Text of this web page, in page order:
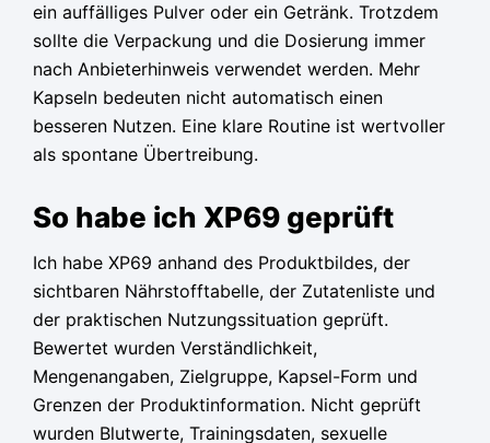
ein auffälliges Pulver oder ein Getränk. Trotzdem
sollte die Verpackung und die Dosierung immer
nach Anbieterhinweis verwendet werden. Mehr
Kapseln bedeuten nicht automatisch einen
besseren Nutzen. Eine klare Routine ist wertvoller
als spontane Übertreibung.
So habe ich XP69 geprüft
Ich habe XP69 anhand des Produktbildes, der
sichtbaren Nährstofftabelle, der Zutatenliste und
der praktischen Nutzungssituation geprüft.
Bewertet wurden Verständlichkeit,
Mengenangaben, Zielgruppe, Kapsel-Form und
Grenzen der Produktinformation. Nicht geprüft
wurden Blutwerte, Trainingsdaten, sexuelle